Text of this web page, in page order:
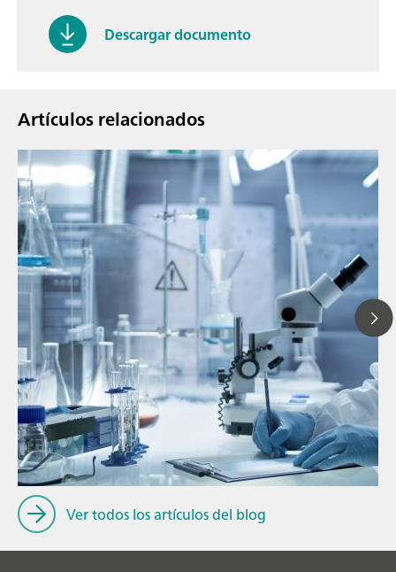
Descargar documento
Artículos relacionados
// Blog post
// Infrarojo cercano (NIR)
// Medición directa
Ver todos los artículos del blog